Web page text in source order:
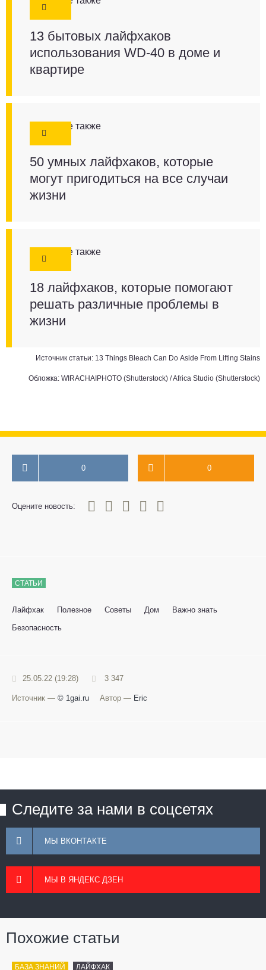
13 бытовых лайфхаков
использования WD-40 в доме и
квартире
Смотрите также
50 умных лайфхаков, которые
могут пригодиться на все случаи
жизни
Смотрите также
18 лайфхаков, которые помогают
решать различные проблемы в
жизни
Источник статьи: 13 Things Bleach Can Do Aside From Lifting Stains
Обложка: WIRACHAIPHOTO (Shutterstock) / Africa Studio (Shutterstock)
0 0
Оцените новость:
0
1 3 4 5
СТАТЬИ
Лайфхак Полезное Советы Дом
Важно знать
Безопасность
25.05.22 (19:28) 3 347
Источник — © 1gai.ru Автор — Eric
Следите за нами в соцсетях
МЫ ВКОНТАКТЕ
МЫ В ЯНДЕКС ДЗЕН
Похожие статьи
БАЗА ЗНАНИЙ ЛАЙФХАК